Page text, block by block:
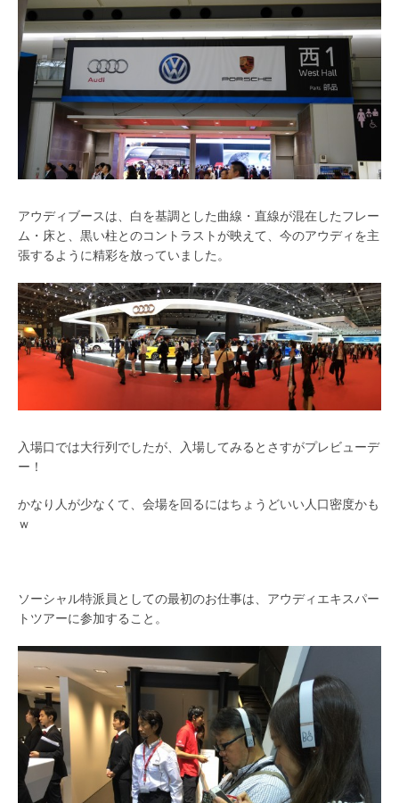
アウディブースは、白を基調とした曲線・直線が混在したフレー
ム・床と、黒い柱とのコントラストが映えて、今のアウディを主
張するように精彩を放っていました。
入場口では大行列でしたが、入場してみるとさすがプレビューデ
ー！
かなり人が少なくて、会場を回るにはちょうどいい人口密度かも
ｗ
ソーシャル特派員としての最初のお仕事は、アウディエキスパー
トツアーに参加すること。